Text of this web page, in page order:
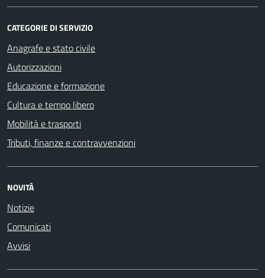
CATEGORIE DI SERVIZIO
Anagrafe e stato civile
Autorizzazioni
Educazione e formazione
Cultura e tempo libero
Mobilità e trasporti
Tributi, finanze e contravvenzioni
NOVITÀ
Notizie
Comunicati
Avvisi